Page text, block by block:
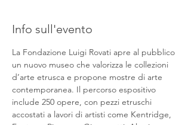
Info sull'evento
La Fondazione Luigi Rovati apre al pubblico
un nuovo museo che valorizza le collezioni
d’arte etrusca e propone mostre di arte
contemporanea. Il percorso espositivo
include 250 opere, con pezzi etruschi
accostati a lavori di artisti come Kentridge,